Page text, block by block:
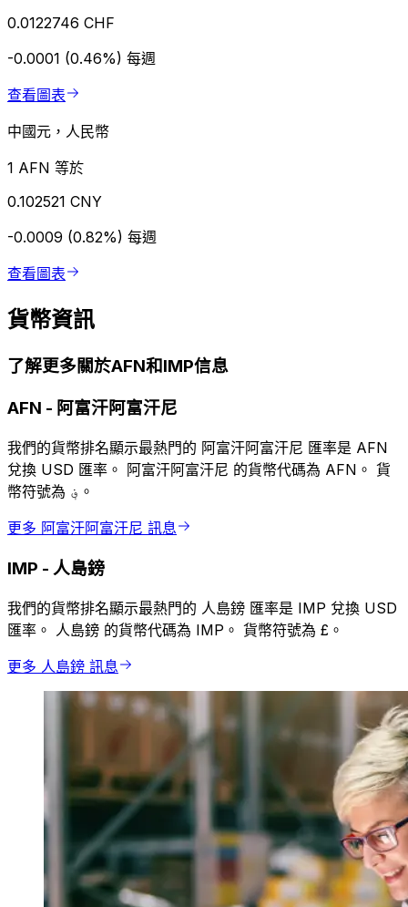
0.0122746 CHF
-0.0001 (0.46%) 每週
查看圖表
中國元，人民幣
1 AFN 等於
0.102521 CNY
-0.0009 (0.82%) 每週
查看圖表
貨幣資訊
了解更多關於AFN和IMP信息
AFN - 阿富汗阿富汗尼
我們的貨幣排名顯示最熱門的 阿富汗阿富汗尼 匯率是 AFN
兌換 USD 匯率。 阿富汗阿富汗尼 的貨幣代碼為 AFN。 貨
幣符號為 ؋。
更多 阿富汗阿富汗尼 訊息
IMP - 人島鎊
我們的貨幣排名顯示最熱門的 人島鎊 匯率是 IMP 兌換 USD
匯率。 人島鎊 的貨幣代碼為 IMP。 貨幣符號為 £。
更多 人島鎊 訊息